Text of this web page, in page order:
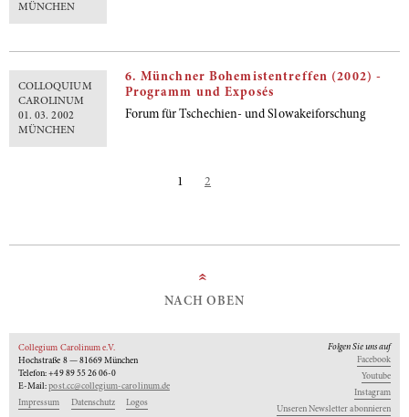
MÜNCHEN
COLLOQUIUM
CAROLINUM
01. 03. 2002
MÜNCHEN
6. Münchner Bohemistentreffen (2002) -
Programm und Exposés
Forum für Tschechien- und Slowakeiforschung
1 2
»
NACH OBEN
Collegium Carolinum e.V.
Hochstraße 8 — 81669 München
Telefon: +49 89 55 26 06-0
E-Mail:post.cc@collegium-carolinum.de
Impressum
Datenschutz Logos
Folgen Sie uns auf
Facebook
Youtube
Instagram
Unseren Newsletter abonnieren